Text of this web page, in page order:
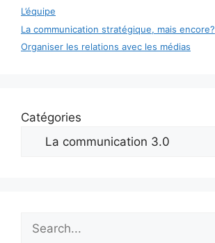
L’équipe
La communication stratégique, mais encore?
Organiser les relations avec les médias
Catégories
Rechercher